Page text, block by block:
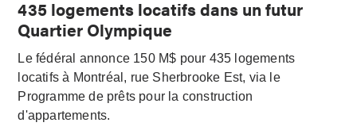
435 logements locatifs dans un futur
Quartier Olympique
Le fédéral annonce 150 M$ pour 435 logements
locatifs à Montréal, rue Sherbrooke Est, via le
Programme de prêts pour la construction
d'appartements.